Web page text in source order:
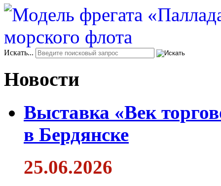
Искать...
Новости
Выставка «Век
в Бердянске
25.06.2026